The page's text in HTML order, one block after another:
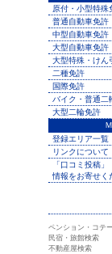
原付・小型特殊
普通自動車免許
中型自動車免許
大型自動車免許
大型特殊・けん
二種免許
国際免許
バイク・普通二
大型二輪免許
登録エリア一覧
リンクについて
「口コミ投稿」
情報をお寄せく
ペンション・コテ
民宿・旅館検索
不動産屋検索